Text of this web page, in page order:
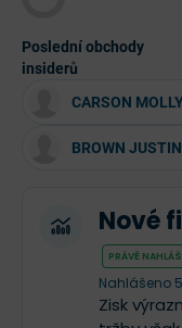
Poslední obchody
insiderů
CARSON
BROWN
Nové
PRÁVĚ
Nahlášeno
Zisk